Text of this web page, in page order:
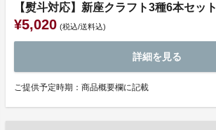
【熨斗対応】新座クラフト3種6本セット
¥5,020 (税込/送料込)
詳細を見る
ご提供予定時期：商品概要欄に記載